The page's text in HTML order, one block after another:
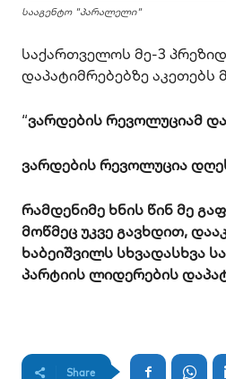
სააგენტო "პარალელი"
საქართველოს მე-3
დაპატიმრებებზე აკეთებს
“ვარდების რევოლუციამ
ვარდების რევოლუცია
რამდენიმე ხნის წინ მე
მოწმეც უკვე გავხდით,
ხაბეიშვილს სხვადასხვა
პარტიის ლიდერების
Share